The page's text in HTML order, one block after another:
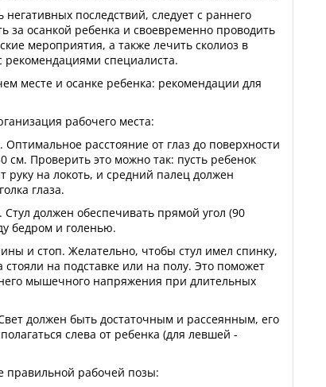
последствий, следует с раннего
за осанкой ребенка и своевременно проводить
мероприятия, а также лечить сколиоз в
рекомендациями специалиста.
месте и осанке ребенка: рекомендации для
рабочего места:
Оптимальное расстояние от глаз до поверхности
см. Проверить это можно так: пусть ребенок
руку на локоть, и средний палец должен
глаза.
Стул должен обеспечивать прямой угол (90
бедром и голенью.
и стоп. Желательно, чтобы стул имел спинку,
стояли на подставке или на полу. Это поможет
мышечного напряжения при длительных
должен быть достаточным и рассеянным, его
слева от ребенка (для левшей -
правильной рабочей позы: